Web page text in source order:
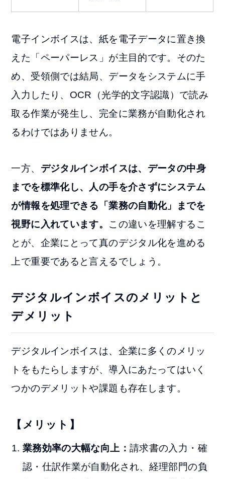
電子インボイスは、紙を電子データに置き換
えた「ペーパーレス」が主目的です。そのた
め、受領側では結局、データをシステムに手
入力したり、OCR（光学的文字認識）で読み
取る作業が発生し、完全に業務が自動化され
るわけではありません。
一方、 デジタルインボイスは、データの中身
までを標準化し、人の手を介さずにシステム
が情報を処理できる「業務の自動化」までを
視野に入れています。 この違いを理解するこ
とが、企業にとって真のデジタル化を進める
上で重要であると言えるでしょう。
デジタルインボイスのメリットと
デメリット
デジタルインボイスは、企業に多くのメリッ
トをもたらしますが、導入にあたってはいく
つかのデメリットや課題も存在します。
【メリット】
業務効率の大幅な向上： 請求書の入力・確
認・仕訳作業が自動化され、経理部門の負